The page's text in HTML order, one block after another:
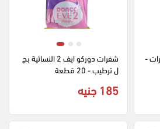
شفرات دوركو ايف 2 النسائية بج
ل ترطيب - 20 قطعة
185 جنيه